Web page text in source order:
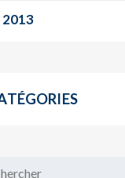
2013